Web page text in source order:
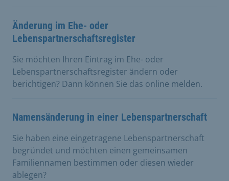
Änderung im Ehe- oder
Lebenspartnerschaftsregister
Sie möchten Ihren Eintrag im Ehe- oder
Lebenspartnerschaftsregister ändern oder
berichtigen? Dann können Sie das online melden.
Namensänderung in einer Lebenspartnerschaft
Sie haben eine eingetragene Lebenspartnerschaft
begründet und möchten einen gemeinsamen
Familiennamen bestimmen oder diesen wieder
ablegen?